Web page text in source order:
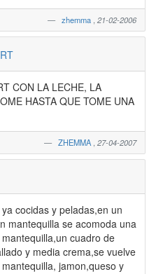
zhemma 21-02-2006
CON LA LECHE, LA
HASTA QUE TOME UNA
ZHEMMA 27-04-2007
cocidas y peladas,en un
mantequilla se acomoda una
cuadro de
y media crema,se vuelve
jamon,queso y